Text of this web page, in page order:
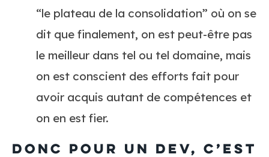
“le plateau de la consolidation” où on se
dit que finalement, on est peut-être pas
le meilleur dans tel ou tel domaine, mais
on est conscient des efforts fait pour
avoir acquis autant de compétences et
on en est fier.
Donc pour un dev, c’est